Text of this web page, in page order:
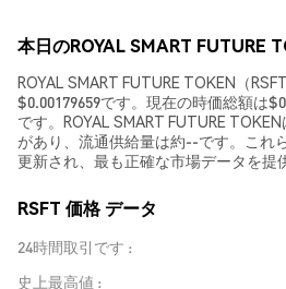
本日のROYAL SMART FUTURE
ROYAL SMART FUTURE TOKEN（
$0.00179659です。現在の時価総額は
です。ROYAL SMART FUTURE
があり、流通供給量は約--です。これ
更新され、最も正確な市場データを提
RSFT 価格 データ
24時間取引です
史上最高値